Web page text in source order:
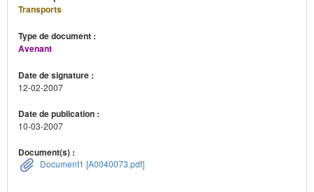
Transports
Type de document :
Avenant
Date de signature :
12-02-2007
Date de publication :
10-03-2007
Document(s) :
Document1 [A0040073.pdf]